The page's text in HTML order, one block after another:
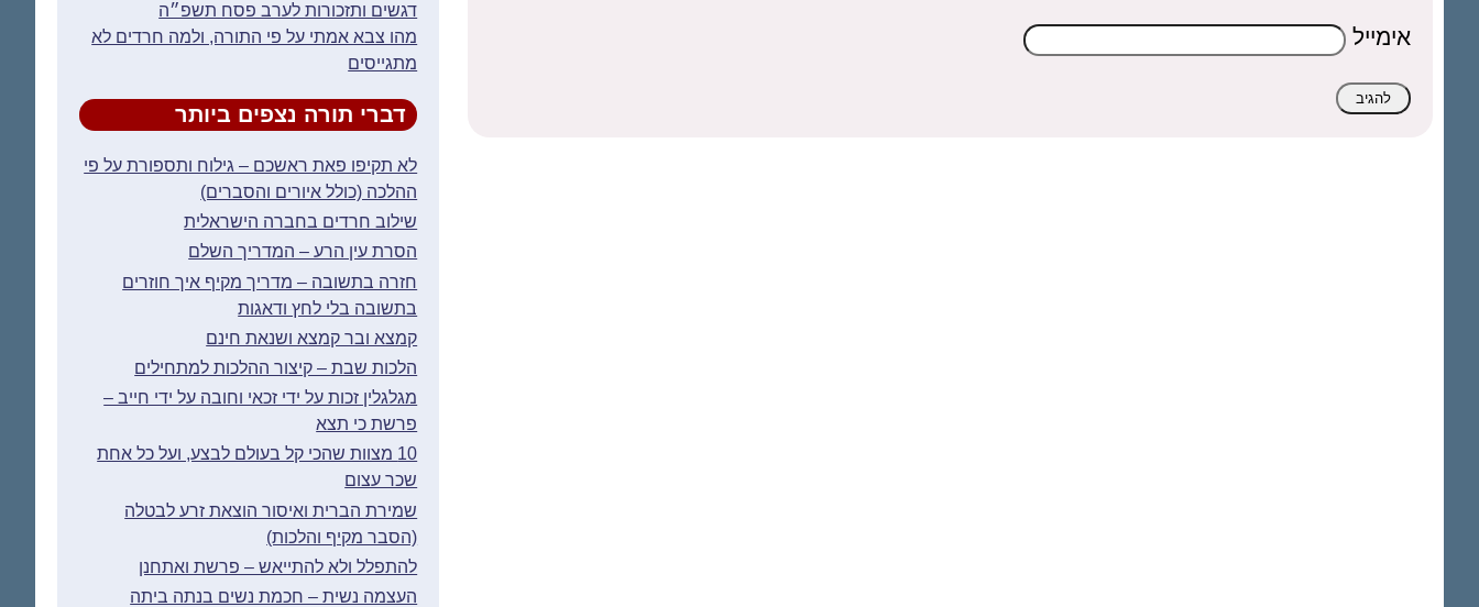
אימייל
דגשים ותזכורות לערב פסח תשפ״ה
מהו צבא אמתי על פי התורה, ולמה חרדים לא
מתגייסים
דברי תורה נצפים ביותר
לא תקיפו פאת ראשכם – גילוח ותספורת על פי
ההלכה (כולל איורים והסברים)
שילוב חרדים בחברה הישראלית
הסרת עין הרע – המדריך השלם
חזרה בתשובה – מדריך מקיף איך חוזרים
בתשובה בלי לחץ ודאגות
קמצא ובר קמצא ושנאת חינם
הלכות שבת – קיצור ההלכות למתחילים
מגלגלין זכות על ידי זכאי וחובה על ידי חייב –
פרשת כי תצא
10 מצוות שהכי קל בעולם לבצע, ועל כל אחת
שכר עצום
שמירת הברית ואיסור הוצאת זרע לבטלה
(הסבר מקיף והלכות)
להתפלל ולא להתייאש – פרשת ואתחנן
העצמה נשית – חכמת נשים בנתה ביתה